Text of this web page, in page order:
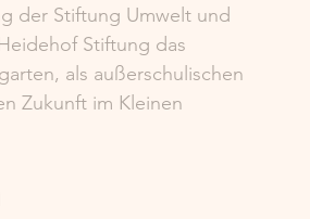
der Stiftung Umwelt und
Stiftung das
als außerschulischen
Zukunft im Kleinen